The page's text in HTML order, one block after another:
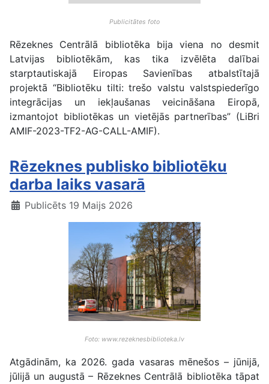
Publicitātes foto
Rēzeknes Centrālā bibliotēka bija viena no desmit
Latvijas bibliotēkām, kas tika izvēlēta dalībai
starptautiskajā Eiropas Savienības atbalstītajā
projektā “Bibliotēku tilti: trešo valstu valstspiederīgo
integrācijas un iekļaušanas veicināšana Eiropā,
izmantojot bibliotēkas un vietējās partnerības” (LiBri
AMIF-2023-TF2-AG-CALL-AMIF).
Rēzeknes publisko bibliotēku
darba laiks vasarā
Publicēts 19 Maijs 2026
Foto: www.rezeknesbiblioteka.lv
Atgādinām, ka 2026. gada vasaras mēnešos – jūnijā,
jūlijā un augustā – Rēzeknes Centrālā bibliotēka tāpat